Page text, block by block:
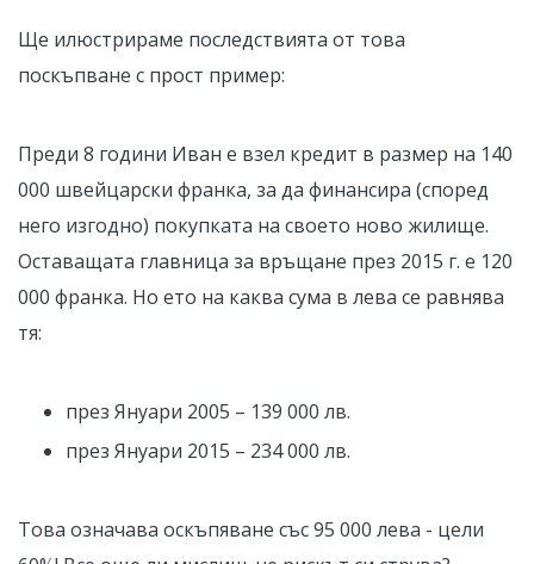
Ще илюстрираме последствията от това
поскъпване с прост пример:
Преди 8 години Иван е взел кредит в размер на 140
000 швейцарски франка, за да финансира (според
него изгодно) покупката на своето ново жилище.
Оставащата главница за връщане през 2015 г. е 120
000 франка. Но ето на каква сума в лева се равнява
тя:
през Януари 2005 – 139 000 лв.
през Януари 2015 – 234 000 лв.
Това означава оскъпяване със 95 000 лева - цели